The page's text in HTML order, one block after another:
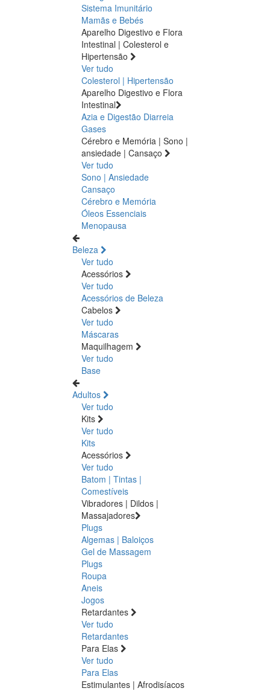
Sistema Imunitário
Mamãs e Bebés
Aparelho Digestivo e Flora
Intestinal | Colesterol e
Hipertensão
Ver tudo
Colesterol | Hipertensão
Aparelho Digestivo e Flora
Intestinal
Azia e Digestão Diarreia
Gases
Cérebro e Memória | Sono |
ansiedade | Cansaço
Ver tudo
Sono | Ansiedade
Cansaço
Cérebro e Memória
Óleos Essenciais
Menopausa
Beleza
Ver tudo
Acessórios
Ver tudo
Acessórios de Beleza
Cabelos
Ver tudo
Máscaras
Maquilhagem
Ver tudo
Base
Adultos
Ver tudo
Kits
Ver tudo
Kits
Acessórios
Ver tudo
Batom | Tintas |
Comestíveis
Vibradores | Dildos |
Massajadores
Plugs
Algemas | Baloiços
Gel de Massagem
Plugs
Roupa
Aneis
Jogos
Retardantes
Ver tudo
Retardantes
Para Elas
Ver tudo
Para Elas
Estimulantes | Afrodisíacos